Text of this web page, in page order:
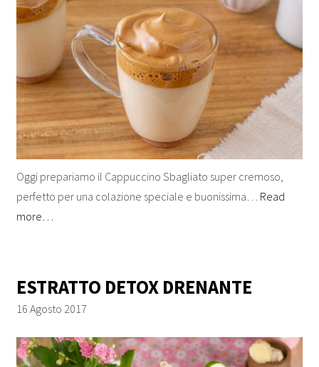
Oggi prepariamo il Cappuccino Sbagliato super cremoso,
perfetto per una colazione speciale e buonissima… Read
more…
ESTRATTO DETOX DRENANTE
16 Agosto 2017